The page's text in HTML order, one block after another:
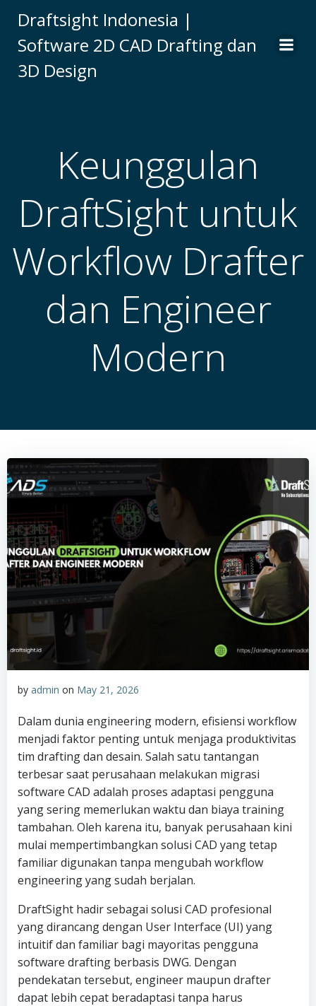
to
content
Draftsight Indonesia |
Software 2D CAD Drafting dan
3D Design
Keunggulan
DraftSight untuk
Workflow Drafter
dan Engineer
Modern
by admin on May 21, 2026
Dalam dunia engineering modern, efisiensi workflow
menjadi faktor penting untuk menjaga produktivitas
tim drafting dan desain. Salah satu tantangan
terbesar saat perusahaan melakukan migrasi
software CAD adalah proses adaptasi pengguna
yang sering memerlukan waktu dan biaya training
tambahan. Oleh karena itu, banyak perusahaan kini
mulai mempertimbangkan solusi CAD yang tetap
familiar digunakan tanpa mengubah workflow
engineering yang sudah berjalan.
DraftSight hadir sebagai solusi CAD profesional
yang dirancang dengan User Interface (UI) yang
intuitif dan familiar bagi mayoritas pengguna
software drafting berbasis DWG. Dengan
pendekatan tersebut, engineer maupun drafter
dapat lebih cepat beradaptasi tanpa harus